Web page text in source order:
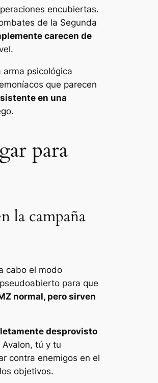
encubiertas.
de la Segunda
carecen de
psicológica
que parecen
en una
para
la campaña
cabo el modo
para que
normal, pero sirven
desprovisto
tú y tu
contra enemigos en el
objetivos.